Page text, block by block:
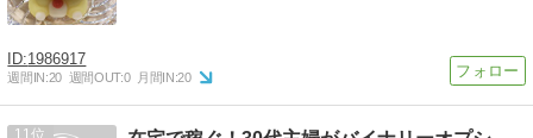
1986917
週間IN:20 週間OUT:0 月間IN:20
11